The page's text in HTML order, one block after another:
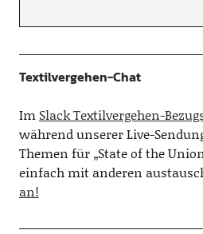
Textilvergehen-Chat
Im Slack Textilvergehen-
während unserer Live-
Themen für „State of the
einfach mit anderen
an!